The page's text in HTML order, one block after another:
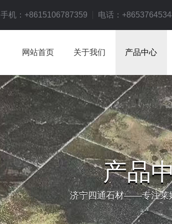
手机：+8615106787359 电话：
网站首页 关于我们 产品中心
产品
济宁四通石材——专注莱